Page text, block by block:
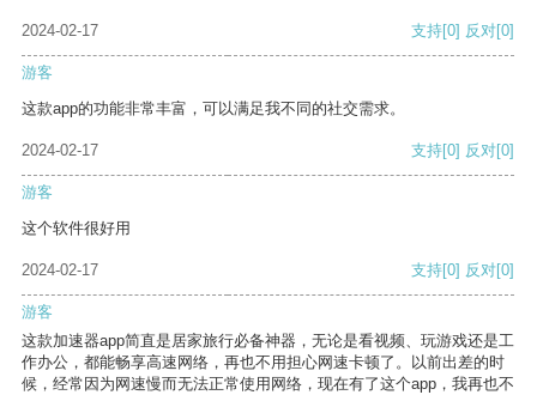
2024-02-17 支持[0] 反对[0]
游客
这款app的功能非常丰富，可以满足我不同的社交需求。
2024-02-17 支持[0] 反对[0]
游客
这个软件很好用
2024-02-17 支持[0] 反对[0]
游客
这款加速器app简直是居家旅行必备神器，无论是看视频、玩游戏还是工
作办公，都能畅享高速网络，再也不用担心网速卡顿了。以前出差的时
候，经常因为网速慢而无法正常使用网络，现在有了这个app，我再也不